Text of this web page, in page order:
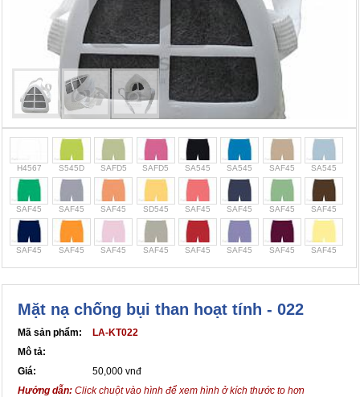
H4567 S545D SAFD5 SAFD5 SA545 SA545 SAF45 SA545
SAF45 SAF45 SAF45 SD545 SAF45 SAF45 SAF45 SAF45
SAF45 SAF45 SAF45 SAF45 SAF45 SAF45 SAF45 SAF45
Mặt nạ chống bụi than hoạt tính - 022
Mã sản phẩm:
LA-KT022
Mô tả:
Giá:
50,000 vnđ
Hướng dẫn: Click chuột vào hình để xem hình ở kích thước to hơn
Cọc giao thông, rào chắn công trình
Bình chữa cháy, cứu hỏa
Chính sách bảo mật thông tin